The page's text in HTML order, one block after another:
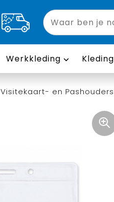
Werkkleding Kleding
Visitekaart- en Pashouders